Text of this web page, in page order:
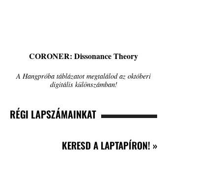
CORONER: Dissonance Theory
A Hangpróba táblázatot megtalálod az októberi
digitális különszámban!
RÉGI LAPSZÁMAINKAT
KERESD A LAPTAPÍRON! »